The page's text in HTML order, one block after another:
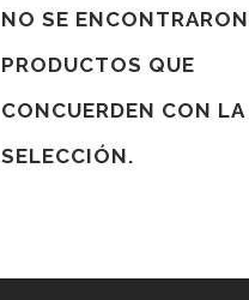
NO SE ENCONTRARON
PRODUCTOS QUE
CONCUERDEN CON LA
SELECCIÓN.